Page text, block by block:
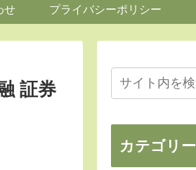
せ プライバシーポリシー
証券
カテゴリー